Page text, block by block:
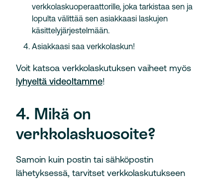
verkkolaskuoperaattorille, joka tarkistaa sen ja
lopulta välittää sen asiakkaasi laskujen
käsittelyjärjestelmään.
Asiakkaasi saa verkkolaskun!
Voit katsoa verkkolaskutuksen vaiheet myös
lyhyeltä videoltamme!
4. Mikä on
verkkolaskuosoite?
Samoin kuin postin tai sähköpostin
lähetyksessä, tarvitset verkkolaskutukseen